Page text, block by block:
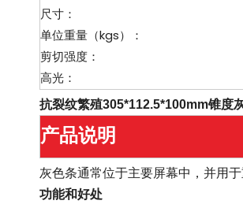
尺寸：
单位重量（kgs）：
剪切强度：
高光：
抗裂纹繁殖305*112.5*100mm锥度
产品说明
灰色条通常位于主要屏幕中，并用
功能和好处